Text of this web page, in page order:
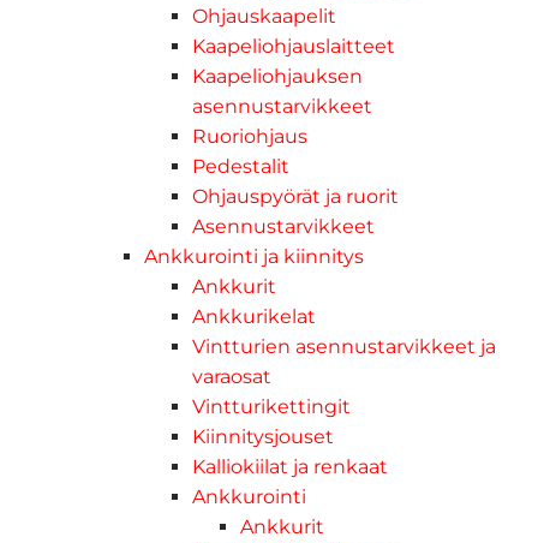
Ohjauskaapelit
Kaapeliohjauslaitteet
Kaapeliohjauksen
asennustarvikkeet
Ruoriohjaus
Pedestalit
Ohjauspyörät ja ruorit
Asennustarvikkeet
Ankkurointi ja kiinnitys
Ankkurit
Ankkurikelat
Vintturien asennustarvikkeet ja
varaosat
Vintturikettingit
Kiinnitysjouset
Kalliokiilat ja renkaat
Ankkurointi
Ankkurit